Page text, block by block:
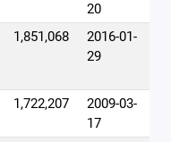
20
1,851,068
2016-01-
29
1,722,207
2009-03-
17